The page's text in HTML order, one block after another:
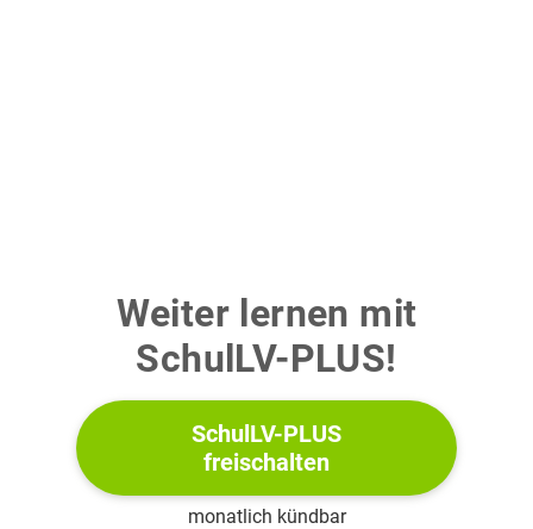
Weiter lernen mit
SchulLV-PLUS!
SchulLV-PLUS
freischalten
monatlich kündbar